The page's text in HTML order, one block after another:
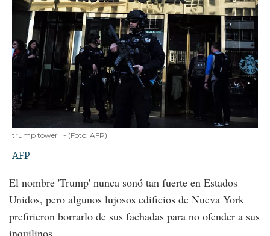
trump tower - (Foto: AFP)
AFP
El nombre 'Trump' nunca sonó tan fuerte en Estados
Unidos, pero algunos lujosos edificios de Nueva York
prefirieron borrarlo de sus fachadas para no ofender a sus
inquilinos.